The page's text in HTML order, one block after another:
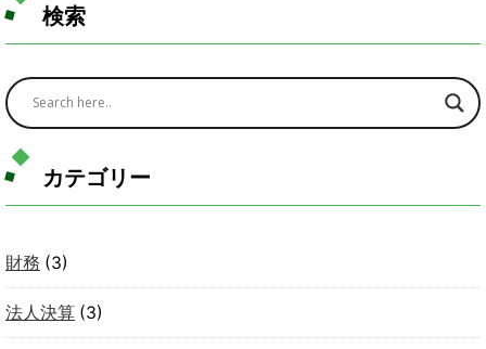
検索
カテゴリー
財務 (3)
法人決算 (3)